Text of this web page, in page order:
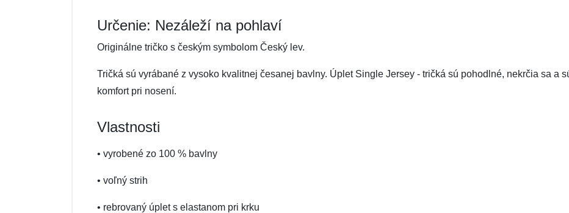
Určenie: Nezáleží na pohlaví
Originálne tričko s českým symbolom Český lev.
Tričká sú vyrábané z vysoko kvalitnej česanej bavlny. Úplet Single Jersey - tričká sú pohodlné, nekrčia sa a
komfort pri nosení.
Vlastnosti
• vyrobené zo 100 % bavlny
• voľný strih
• rebrovaný úplet s elastanom pri krku